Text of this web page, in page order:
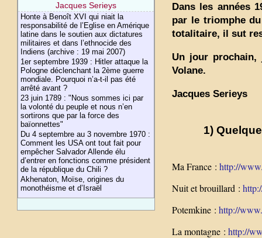
Jacques Serieys
Honte à Benoît XVI qui niait la
responsabilité de l’Eglise en Amérique
latine dans le soutien aux dictatures
militaires et dans l’ethnocide des
Indiens (archive : 19 mai 2007)
1er septembre 1939 : Hitler attaque la
Pologne déclenchant la 2ème guerre
mondiale. Pourquoi n’a-t-il pas été
arrêté avant ?
23 juin 1789 : "Nous sommes ici par
la volonté du peuple et nous n’en
sortirons que par la force des
baïonnettes"
Du 4 septembre au 3 novembre 1970 :
Comment les USA ont tout fait pour
empêcher Salvador Allende élu
d’entrer en fonctions comme président
de la république du Chili ?
Akhenaton, Moïse, origines du
monothéisme et d’Israël
Dans les années
par le triomphe
totalitaire, il sut
Un jour prochain,
Volane.
Jacques Serieys
1)
Ma France : http://
Nuit et brouillard :
Potemkine : http://
La montagne : http://